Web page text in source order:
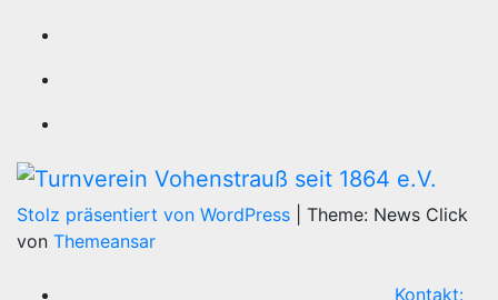
Stolz präsentiert von WordPress
Theme: News Click
von Themeansar
Kontakt: